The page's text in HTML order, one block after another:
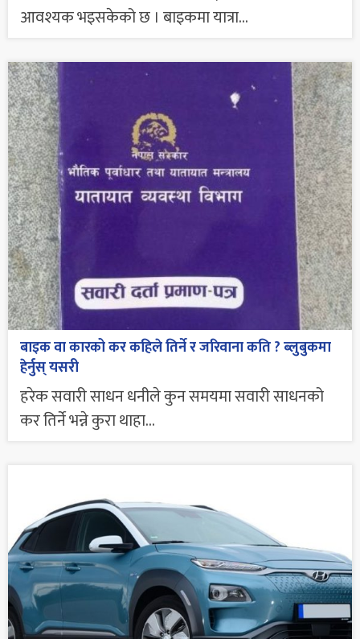
आवश्यक भइसकेको छ । बाइकमा यात्रा...
बाइक वा कारको कर कहिले तिर्ने र जरिवाना कति ? ब्लुबुकमा
हेर्नुस् यसरी
हरेक सवारी साधन धनीले कुन समयमा सवारी साधनको
कर तिर्ने भन्ने कुरा थाहा...